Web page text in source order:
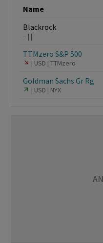
Name
Blackrock
–
TTMzero S&P 500
USD TTMzero
Goldman Sachs Gr Rg
USD NYX